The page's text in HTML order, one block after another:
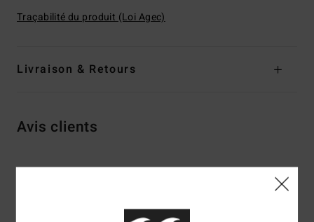
Traçabilité du produit (Loi Agec)
Livraison & Retours
Avis clients
5.0/5